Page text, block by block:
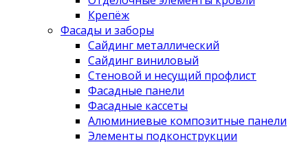
Крепёж
Фасады и заборы
Сайдинг металлический
Сайдинг виниловый
Стеновой и несущий профлист
Фасадные панели
Фасадные кассеты
Алюминиевые композитные панели
Элементы подконструкции